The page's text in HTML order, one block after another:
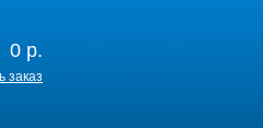
0 р.
заказ